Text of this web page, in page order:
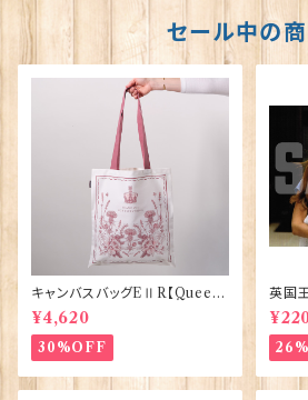
セール中の
キャンバスバッグEⅡR【Queen
ElizabethⅡ Commemorativ
e】Victoria Eggs 90332
¥4,620
30%OFF
英国
王子
card